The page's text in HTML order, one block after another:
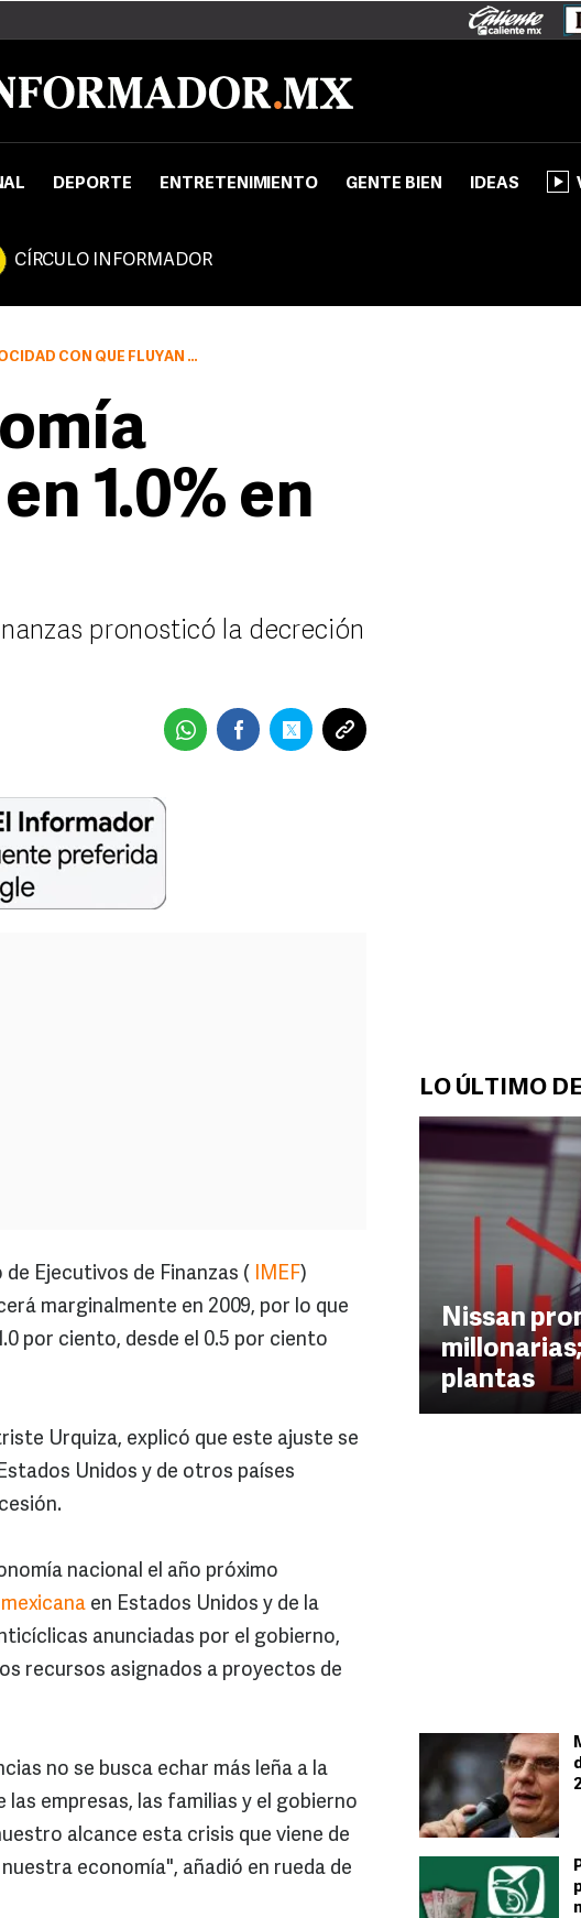
DEPORTE ENTRETENIMIENTO GENTE BIEN IDEAS
CÍRCULO INFORMADOR
LO ÚLTIMO
Nissan
plantas
A PROYECTOS DE INFRAESTRUCTURA
1.0% en
pronosticó la decreción
Ejecutivos de Finanzas ( IMEF)
marginalmente en 2009, por lo que
por ciento, desde el 0.5 por ciento
Urquiza, explicó que este ajuste se
Unidos y de otros países
nacional el año próximo
en Estados Unidos y de la
anunciadas por el gobierno,
recursos asignados a proyectos de
no se busca echar más leña a la
empresas, las familias y el gobierno
alcance esta crisis que viene de
economía", añadió en rueda de